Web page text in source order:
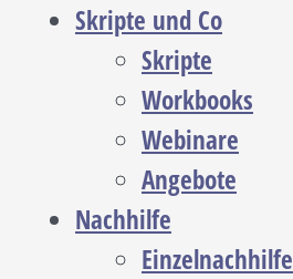
Skripte und Co
Skripte
Workbooks
Webinare
Angebote
Nachhilfe
Einzelnachhilfe